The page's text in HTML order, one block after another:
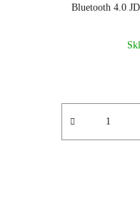
Bluetooth 4.0